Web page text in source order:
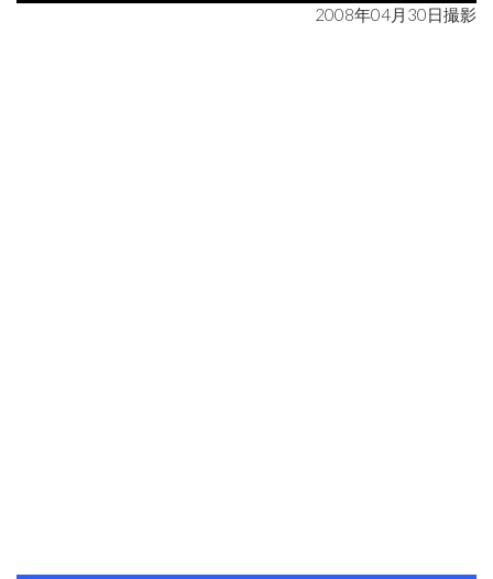
2008年04月30日撮影